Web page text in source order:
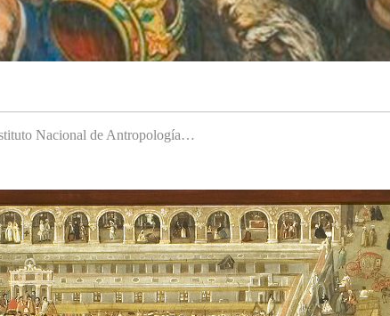
Nacional de Antropología…